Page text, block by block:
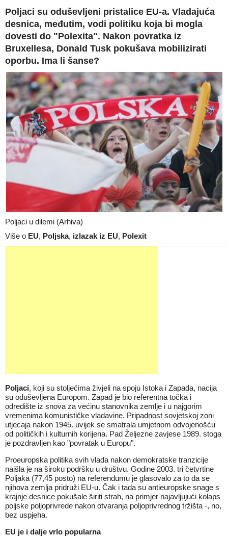
Poljaci su oduševljeni pristalice EU-a. Vladajuća
desnica, međutim, vodi politiku koja bi mogla
dovesti do "Polexita". Nakon povratka iz
Bruxellesa, Donald Tusk pokušava mobilizirati
oporbu. Ima li šanse?
Poljaci u dilemi (Arhiva)
Više o EU, Poljska, izlazak iz EU, Polexit
Poljaci, koji su stoljećima živjeli na spoju Istoka i Zapada, nacija
su oduševljena Europom. Zapad je bio referentna točka i
odredište iz snova za većinu stanovnika zemlje i u najgorim
vremenima komunističke vladavine. Pripadnost sovjetskoj zoni
utjecaja nakon 1945. uvijek se smatrala umjetnom odvojenošću
od političkih i kulturnih korijena. Pad Željezne zavjese 1989. stoga
je pozdravljen kao "povratak u Europu".
Proeuropska politika svih vlada nakon demokratske tranzicije
naišla je na široku podršku u društvu. Godine 2003. tri četvrtine
Poljaka (77,45 posto) na referendumu je glasovalo za to da se
njihova zemlja pridruži EU-u. Čak i tada su antieuropske snage s
krajnje desnice pokušale širiti strah, na primjer najavljujući kolaps
poljske poljoprivrede nakon otvaranja poljoprivrednog tržišta -, no,
bez uspjeha.
EU je i dalje vrlo popularna